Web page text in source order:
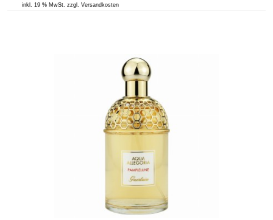
inkl. 19 % MwSt. zzgl. Versandkosten